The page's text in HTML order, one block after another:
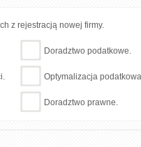
z rejestracją nowej firmy.
Doradztwo podatkowe.
Optymalizacja
Doradztwo prawne.